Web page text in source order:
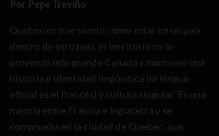
Por Pepe Treviño
Quebec es o se siente como estar en un país
dentro de otro país, el territorio es la
provincia más grande Canadá y mantiene una
historia e identidad lingüística (la lengua
oficial es el francés) y cultura singular. Es una
mezcla entre Francia e Inglaterra y se
comprueba en la ciudad de Quebec, que